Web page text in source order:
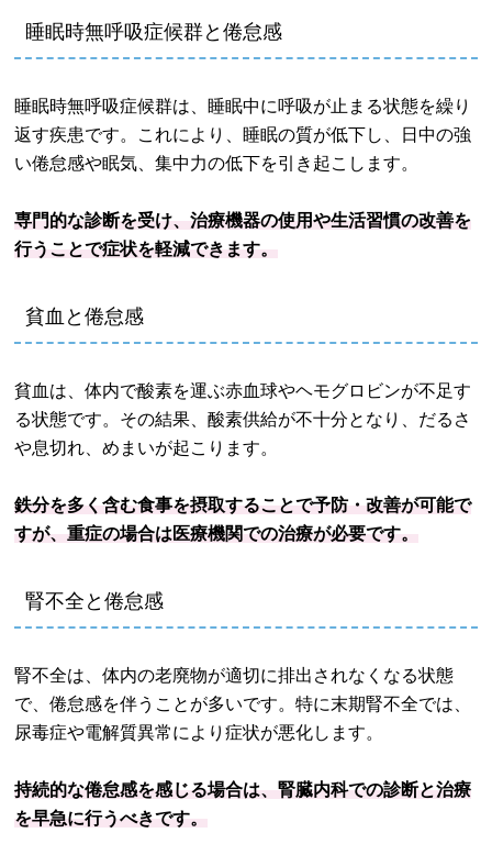
睡眠時無呼吸症候群と倦怠感
睡眠時無呼吸症候群は、睡眠中に呼吸が止まる状態を繰り
返す疾患です。これにより、睡眠の質が低下し、日中の強
い倦怠感や眠気、集中力の低下を引き起こします。
専門的な診断を受け、治療機器の使用や生活習慣の改善を
行うことで症状を軽減できます。
貧血と倦怠感
貧血は、体内で酸素を運ぶ赤血球やヘモグロビンが不足す
る状態です。その結果、酸素供給が不十分となり、だるさ
や息切れ、めまいが起こります。
鉄分を多く含む食事を摂取することで予防・改善が可能で
すが、重症の場合は医療機関での治療が必要です。
腎不全と倦怠感
腎不全は、体内の老廃物が適切に排出されなくなる状態
で、倦怠感を伴うことが多いです。特に末期腎不全では、
尿毒症や電解質異常により症状が悪化します。
持続的な倦怠感を感じる場合は、腎臓内科での診断と治療
を早急に行うべきです。